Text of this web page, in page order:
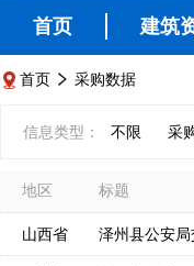
首页 建筑
 首页  采购数据
信息类型： 不限 采
地区 标题
山西省